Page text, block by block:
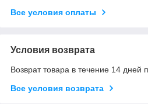
Все условия оплаты
Условия возврата
Возврат товара в течение 14 дней
Все условия возврата